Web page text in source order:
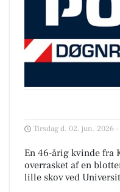
Tirsdag d. 02. jun. 2026
En 46-årig kvinde fra
overrasket af en
lille skov ved